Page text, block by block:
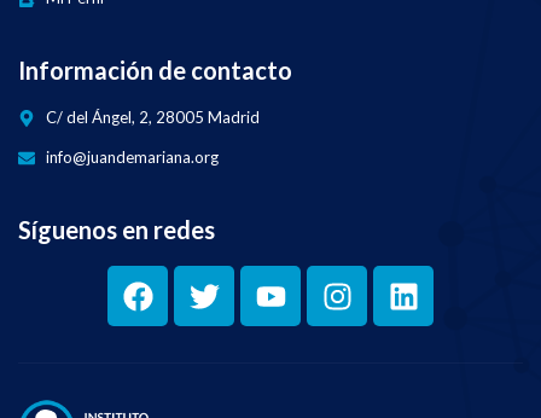
Información de contacto
C/ del Ángel, 2, 28005 Madrid
info@juandemariana.org
Síguenos en redes